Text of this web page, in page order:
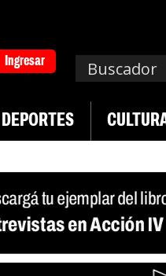
Ingresar
DEPORTES
| Miguel Díaz-Canel: